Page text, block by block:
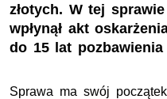
złotych. W tej
wpłynął akt
do 15 lat
Sprawa ma swój